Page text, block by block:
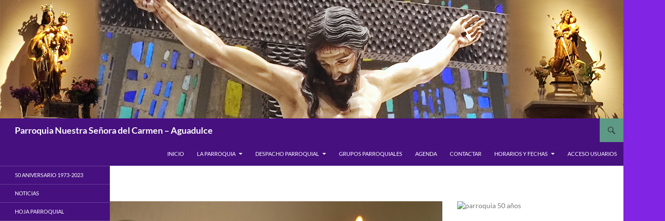
contenido
Parroquia Nuestra Señora del Carmen – Aguadulce
INICIO LA PARROQUIA DESPACHO PARROQUIAL GRUPOS PARROQUIALES AGENDA CONTACTAR HORARIOS Y FECHAS ACCESO USUARIOS
50 ANIVERSARIO 1973-2023
NOTICIAS
HOJA PARROQUIAL